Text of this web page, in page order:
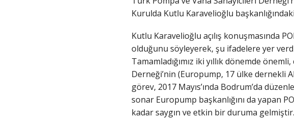
Kurulda Kutlu Karavelioğlu
Kutlu Karavelioğlu açılış konuşmasında
olduğunu söyleyerek, şu ifadelere yer
Tamamladığımız iki yıllık dönemde
Derneği’nin (Europump, 17 ülke dernekli
görev, 2017 Mayıs’ında Bodrum’da
sonar Europump başkanlığını da yapan
kadar saygın ve etkin bir duruma gelmiştir.